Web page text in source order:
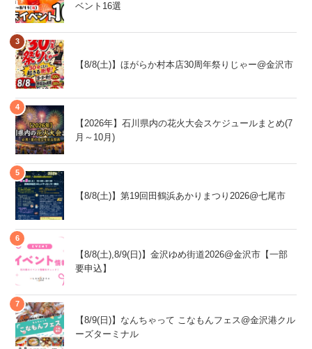
ベント16選
【8/8(土)】ほがらか村本店30周年祭りじゃー@金沢市
【2026年】石川県内の花火大会スケジュールまとめ(7
月～10月)
【8/8(土)】第19回田鶴浜あかりまつり2026@七尾市
【8/8(土),8/9(日)】金沢ゆめ街道2026@金沢市【一部
要申込】
【8/9(日)】なんちゃって こなもんフェス@金沢港クル
ーズターミナル